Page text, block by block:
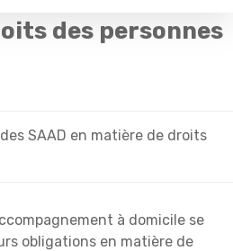
des personnes
SAAD en matière de droits
à domicile se
obligations en matière de